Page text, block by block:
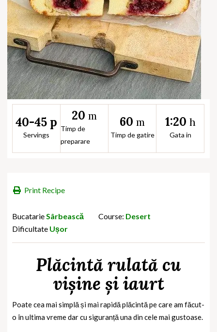
40-45 p
Servings
20 m
Timp de
preparare
60 m
Timp de gatire
1:20 h
Gata in
Print Recipe
BucatarieSârbească Course: Desert
Dificultate Ușor
Plăcintă rulată cu
vișine și iaurt
Poate cea mai simplă și mai rapidă plăcintă pe care am făcut-
o în ultima vreme dar cu siguranță una din cele mai gustoase.